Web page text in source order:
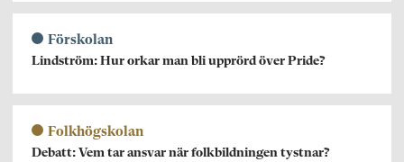
Förskolan
Lindström: Hur orkar man bli upprörd över Pride?
Folkhögskolan
Debatt: Vem tar ansvar när folkbildningen tystnar?